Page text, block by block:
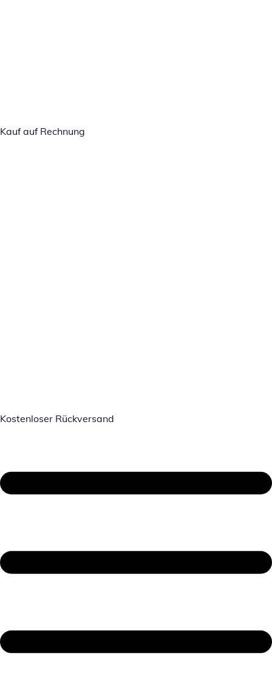
Kauf auf Rechnung
Kostenloser Rückversand